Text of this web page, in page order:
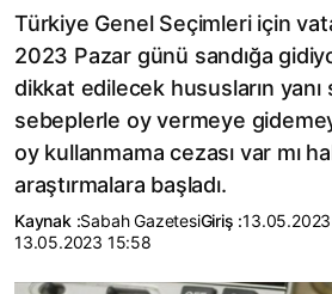
Türkiye Genel Seçimleri için
2023 Pazar günü sandığa
dikkat edilecek hususların yanı
sebeplerle oy vermeye
oy kullanmama cezası var mı
araştırmalara başladı.
Kaynak :Sabah GazetesiGiriş :
13.05.2023 15:58